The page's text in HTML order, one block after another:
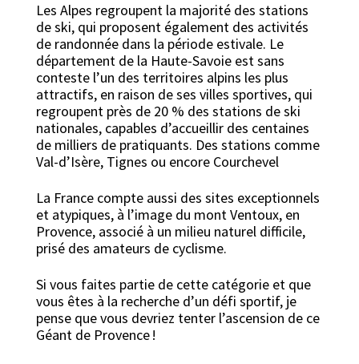
Les Alpes regroupent la majorité des stations
de ski, qui proposent également des activités
de randonnée dans la période estivale. Le
département de la Haute-Savoie est sans
conteste l’un des territoires alpins les plus
attractifs, en raison de ses villes sportives, qui
regroupent près de 20 % des stations de ski
nationales, capables d’accueillir des centaines
de milliers de pratiquants. Des stations comme
Val-d’Isère, Tignes ou encore Courchevel
La France compte aussi des sites exceptionnels
et atypiques, à l’image du mont Ventoux, en
Provence, associé à un milieu naturel difficile,
prisé des amateurs de cyclisme.
Si vous faites partie de cette catégorie et que
vous êtes à la recherche d’un défi sportif, je
pense que vous devriez tenter l’ascension de ce
Géant de Provence !